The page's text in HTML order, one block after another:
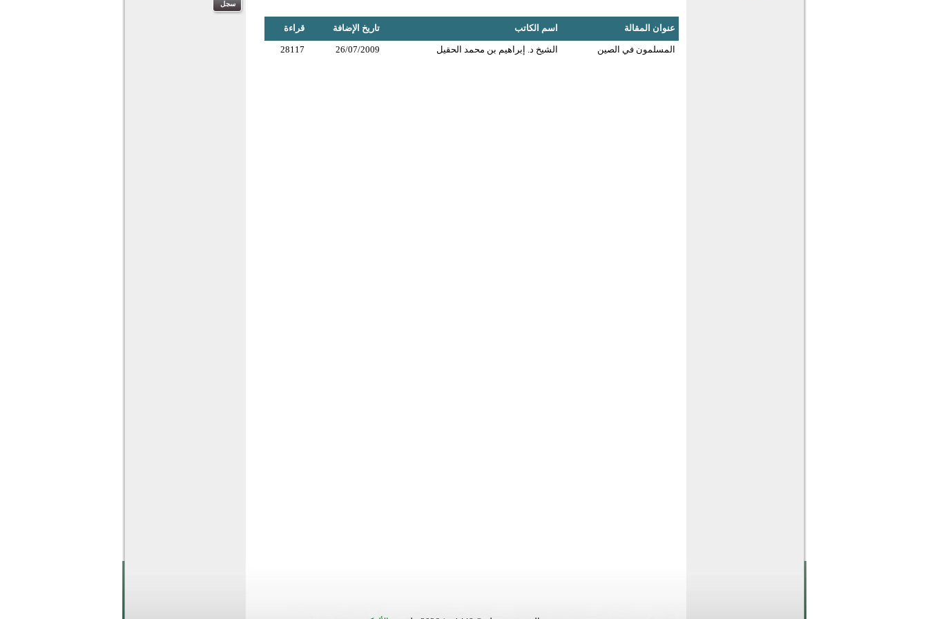
عنوان المقالة اسم الكاتب تاريخ الإضافة قراءة
المسلمون في الصين الشيخ د. إبراهيم بن محمد الحقيل 26/07/2009
28117